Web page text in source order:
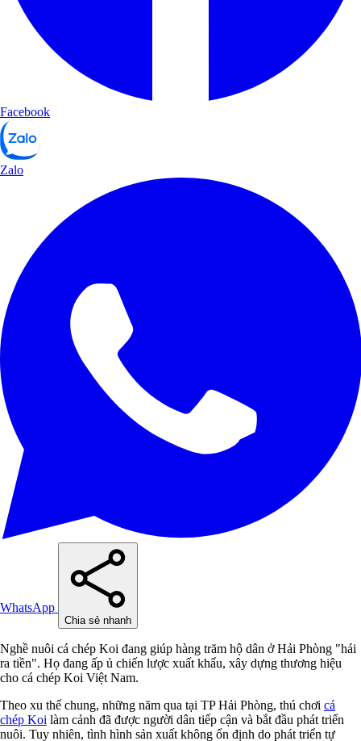
Facebook
Zalo
WhatsApp
Chia sẻ nhanh
Nghề nuôi cá chép Koi đang giúp hàng trăm hộ dân ở Hải Phòng "hái
ra tiền". Họ đang ấp ủ chiến lược xuất khẩu, xây dựng thương hiệu
cho cá chép Koi Việt Nam.
Theo xu thế chung, những năm qua tại TP Hải Phòng, thú chơi cá
chép Koi làm cảnh đã được người dân tiếp cận và bắt đầu phát triển
nuôi. Tuy nhiên, tình hình sản xuất không ổn định do phát triển tự